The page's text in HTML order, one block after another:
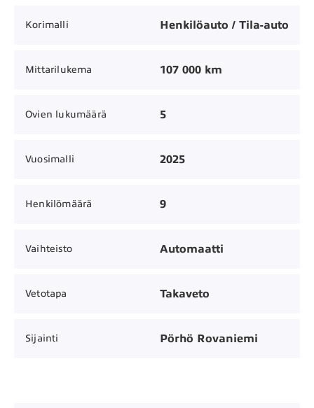
Korimalli Henkilöauto / Tila-auto
Mittarilukema 107 000 km
Ovien lukumäärä 5
Vuosimalli 2025
Henkilömäärä 9
Vaihteisto Automaatti
Vetotapa Takaveto
Sijainti Pörhö Rovaniemi